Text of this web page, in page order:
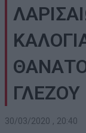
ΓΛΕΖΟΥ
30/03/2020 , 20:40